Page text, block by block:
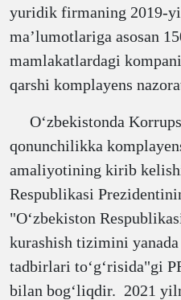
yuridik firmaning 2019-
maʼlumotlariga asosan
mamlakatlardagi
qarshi komplayens
Oʻzbekistonda
qonunchilikka
amaliyotining kirib
Respublikasi
"Oʻzbekiston
kurashish tizimini
tadbirlari toʻgʻrisida"gi
bilan bogʻliqdir. 2021